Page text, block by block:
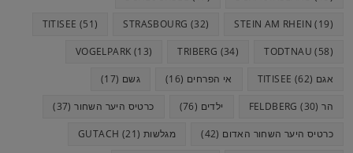
STEIN AM RHEIN (19)
STRASBOURG (32)
TITISEE (51)
TODTNAU (58)
TRIBERG (34)
VOGELPARK (13)
אגם TITISEE (62) אי הפרחים (16) גשם (17)
הר FELDBERG (30) ילדים (76) כרטיס היער השחור(37)
כרטיס היער השחור האדום (42) מגלשות GUTACH (21)